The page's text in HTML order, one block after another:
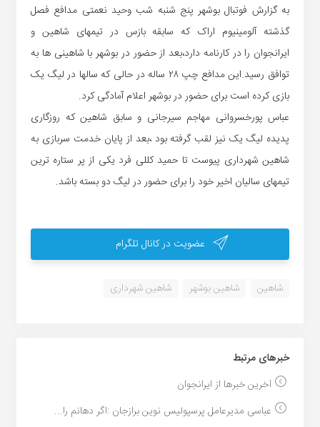
به گزارش فوتبال بوشهر پنج شنبه شب وحید نعمتی مدافع فصل
گذشته آلومینیوم اراک که سابقه بازس در تیمهای شاهین و
ایرانجوان را در کارنامه دارد،بعد از حضور در بوشهر با شاهینی ها به
توافق رسید.این مدافع چپ ۲۸ ساله در حالی که سالها در لیگ یک
بازی کرده است برای حضور در بوشهر اعلام آمادگی کرد.
عباس پورخسروانی مهاجم سیرجانی و سابق شاهین که روزگاری
پدیده لیگ یک نیز لقب گرفته بود ،بعد از پایان خدمت سربازی به
شاهین شهرداری پیوست تا حمید کللی فرد یکی از پر ستاره ترین
تیمهای سالیان اخیر خود را برای حضور در لیگ دو بسته باشد.
عضویت در کانال تلگرام
شاهین شاهین بوشهر شاهین شهرداری
خبر‌های مرتبط
آخرین خبرها از ایرانجوان
عباسی مدیرعامل پرسپولیس نوین برازجان :اگر دهانم را...